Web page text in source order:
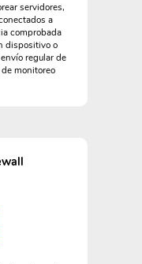
servidores,
a
comprobada
dispositivo o
regular de
monitoreo